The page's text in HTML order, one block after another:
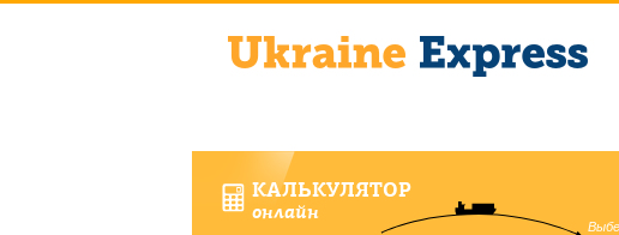
КАЛЬКУЛЯТОР
онлайн